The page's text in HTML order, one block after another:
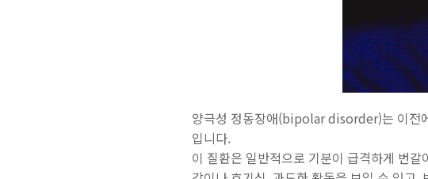
양극성 정동장애(bipolar disorder)는 이전
입니다.
이 질환은 일반적으로 기분이 급격하게 번